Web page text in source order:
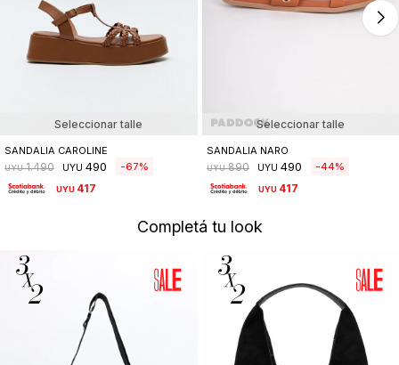
Seleccionar talle
SANDALIA CAROLINE
UYU 1.490 UYU 490 67
UYU 417
Seleccionar talle
SANDALIA NARO
UYU 890 UYU 490 44
UYU 417
Completá tu look